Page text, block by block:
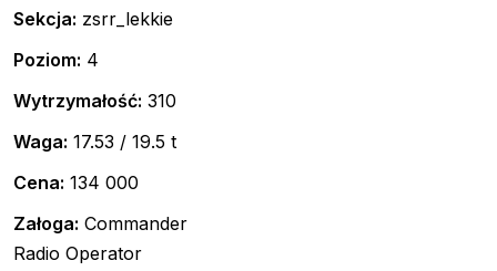
Sekcja: zsrr_lekkie
Poziom: 4
Wytrzymałość: 310
Waga: 17.53 / 19.5 t
Cena: 134 000
Załoga: Commander
Radio Operator